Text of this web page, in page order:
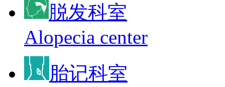
脱发科室
Alopecia center
胎记科室